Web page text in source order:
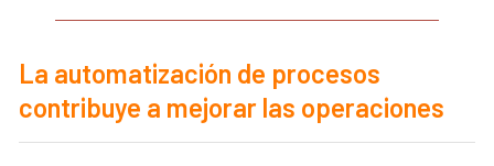
La automatización de procesos
contribuye a mejorar las operaciones